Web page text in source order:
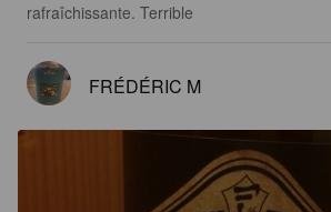
rafraîchissante. Terrible
FRÉDÉRIC M